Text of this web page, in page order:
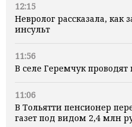
12:15
Невролог рассказала, как
инсульт
11:56
В селе Геремчук проводят
11:06
В Тольятти пенсионер
газет под видом 2,4 млн